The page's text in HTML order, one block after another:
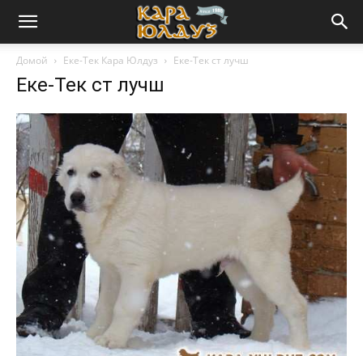
Домой Еке-Тек Кара Юлдуз Еке-Тек ст лучш
Еке-Тек ст лучш